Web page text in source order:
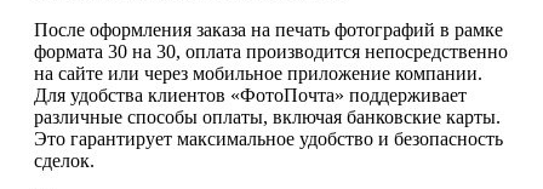
После оформления заказа на печать фотографий в рамке
формата 30 на 30, оплата производится непосредственно
на сайте или через мобильное приложение компании.
Для удобства клиентов «ФотоПочта» поддерживает
различные способы оплаты, включая банковские карты.
Это гарантирует максимальное удобство и безопасность
сделок.